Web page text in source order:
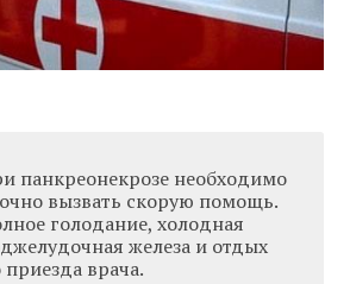
панкреонекрозе необходимо
вызвать скорую помощь.
голодание, холодная
железа и отдых
приезда врача.